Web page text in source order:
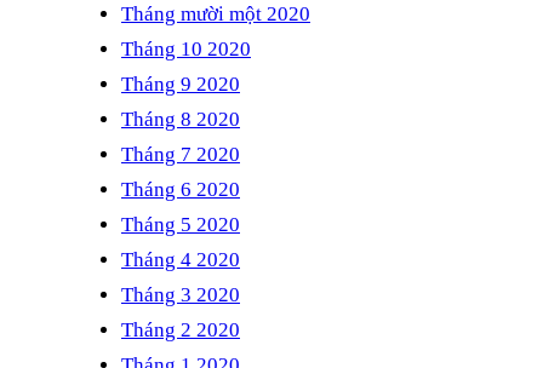
Tháng mười một 2020
Tháng 10 2020
Tháng 9 2020
Tháng 8 2020
Tháng 7 2020
Tháng 6 2020
Tháng 5 2020
Tháng 4 2020
Tháng 3 2020
Tháng 2 2020